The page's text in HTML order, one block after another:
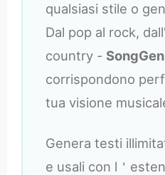
qualsiasi stile o
Dal pop al rock,
country -
corrispondono
tua visione
Genera testi
e usali con l＇